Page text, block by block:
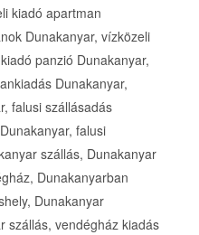
kiadó apartman
Dunakanyar, vízközeli
panzió Dunakanyar,
Dunakanyar,
falusi szállásadás
falusi
szállás, Dunakanyar
Dunakanyarban
Dunakanyar
szállás, vendégház kiadás